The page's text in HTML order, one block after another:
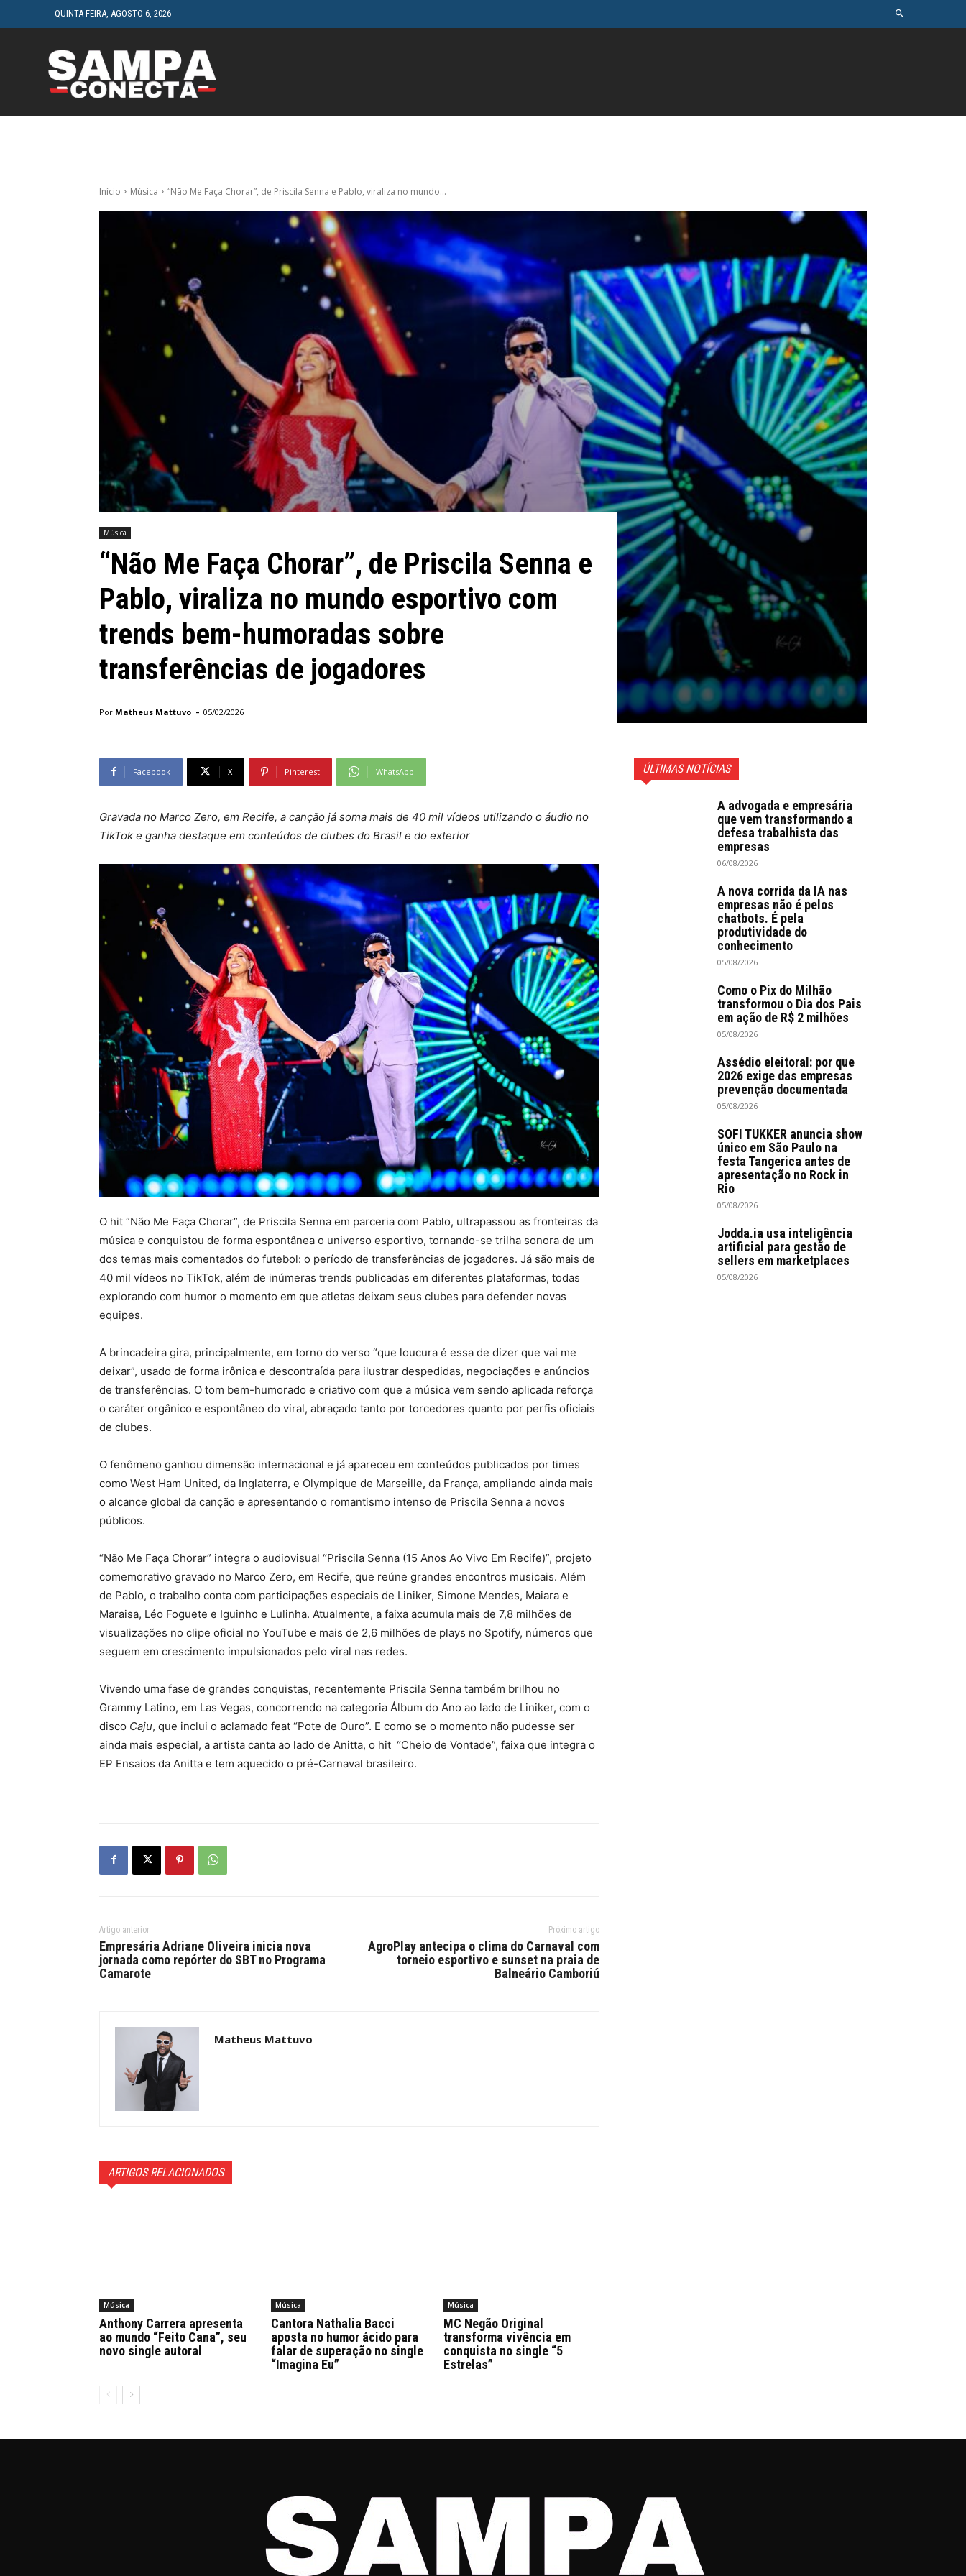
QUINTA-FEIRA, AGOSTO 6, 2026
Início Música “Não Me Faça Chorar”, de Priscila Senna e Pablo, viraliza no mundo...
Música
“Não Me Faça Chorar”, de Priscila Senna e
Pablo, viraliza no mundo esportivo com
trends bem-humoradas sobre
transferências de jogadores
Por Matheus Mattuvo - 05/02/2026
Facebook X Pinterest WhatsApp
Gravada no Marco Zero, em Recife, a canção já soma mais de 40 mil vídeos utilizando o áudio no
TikTok e ganha destaque em conteúdos de clubes do Brasil e do exterior
O hit “Não Me Faça Chorar”, de Priscila Senna em parceria com Pablo, ultrapassou as fronteiras da
música e conquistou de forma espontânea o universo esportivo, tornando-se trilha sonora de um
dos temas mais comentados do futebol: o período de transferências de jogadores. Já são mais de
40 mil vídeos no TikTok, além de inúmeras trends publicadas em diferentes plataformas, todas
explorando com humor o momento em que atletas deixam seus clubes para defender novas
equipes.
A brincadeira gira, principalmente, em torno do verso “que loucura é essa de dizer que vai me
deixar”, usado de forma irônica e descontraída para ilustrar despedidas, negociações e anúncios
de transferências. O tom bem-humorado e criativo com que a música vem sendo aplicada reforça
o caráter orgânico e espontâneo do viral, abraçado tanto por torcedores quanto por perfis oficiais
de clubes.
O fenômeno ganhou dimensão internacional e já apareceu em conteúdos publicados por times
como West Ham United, da Inglaterra, e Olympique de Marseille, da França, ampliando ainda mais
o alcance global da canção e apresentando o romantismo intenso de Priscila Senna a novos
públicos.
“Não Me Faça Chorar” integra o audiovisual “Priscila Senna (15 Anos Ao Vivo Em Recife)”, projeto
comemorativo gravado no Marco Zero, em Recife, que reúne grandes encontros musicais. Além
de Pablo, o trabalho conta com participações especiais de Liniker, Simone Mendes, Maiara e
Maraisa, Léo Foguete e Iguinho e Lulinha. Atualmente, a faixa acumula mais de 7,8 milhões de
visualizações no clipe oficial no YouTube e mais de 2,6 milhões de plays no Spotify, números que
seguem em crescimento impulsionados pelo viral nas redes.
Vivendo uma fase de grandes conquistas, recentemente Priscila Senna também brilhou no
Grammy Latino, em Las Vegas, concorrendo na categoria Álbum do Ano ao lado de Liniker, com o
disco Caju, que inclui o aclamado feat “Pote de Ouro”. E como se o momento não pudesse ser
ainda mais especial, a artista canta ao lado de Anitta, o hit “Cheio de Vontade”, faixa que integra o
EP Ensaios da Anitta e tem aquecido o pré-Carnaval brasileiro.
Artigo anterior
Empresária Adriane Oliveira inicia nova
jornada como repórter do SBT no Programa
Camarote
Próximo artigo
AgroPlay antecipa o clima do Carnaval com
torneio esportivo e sunset na praia de
Balneário Camboriú
Matheus Mattuvo
ARTIGOS RELACIONADOS
Música
Anthony Carrera apresenta
ao mundo “Feito Cana”, seu
novo single autoral
Música
Cantora Nathalia Bacci
aposta no humor ácido para
falar de superação no single
“Imagina Eu”
Música
MC Negão Original
transforma vivência em
conquista no single “5
Estrelas”
ÚLTIMAS NOTÍCIAS
A advogada e empresária
que vem transformando a
defesa trabalhista das
empresas
06/08/2026
A nova corrida da IA nas
empresas não é pelos
chatbots. É pela
produtividade do
conhecimento
05/08/2026
Como o Pix do Milhão
transformou o Dia dos Pais
em ação de R$ 2 milhões
05/08/2026
Assédio eleitoral: por que
2026 exige das empresas
prevenção documentada
05/08/2026
SOFI TUKKER anuncia show
único em São Paulo na
festa Tangerica antes de
apresentação no Rock in
Rio
05/08/2026
Jodda.ia usa inteligência
artificial para gestão de
sellers em marketplaces
05/08/2026